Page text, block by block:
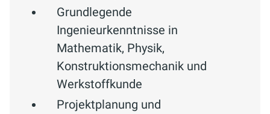
Grundlegende
Ingenieurkenntnisse in
Mathematik, Physik,
Konstruktionsmechanik und
Werkstoffkunde
Projektplanung und